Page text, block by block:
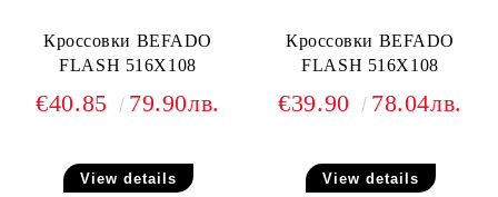
Кроссовки BEFADO
FLASH 516X108
€40.85 79.90лв.
View details
Кроссовки BEFADO
FLASH 516X108
€39.90 78.04лв.
View details